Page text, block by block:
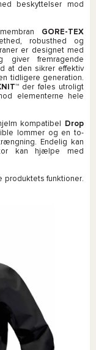
beskyttelser mod
GORE-TEX
robusthed og
er designet med
giver fremragende
at den sikrer effektiv
tidligere generation.
der føles utroligt
elementerne hele
kompatibel
Drop
lommer og en to-
Endelig kan
kan hjælpe med
produktets funktioner.